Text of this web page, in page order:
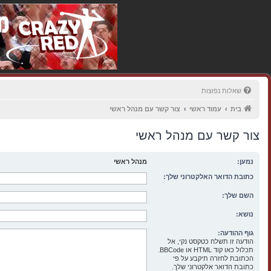
שאלות נפוצות
בית עמוד ראשי צור קשר עם מנהל ראשי
צור קשר עם מנהל ראשי
נמען: מנהל ראשי
כתובת הדואר האלקטרוני שלך:
השם שלך:
נושא:
גוף ההודעה:
הודעה זו תשלח כטקסט נקי, אל
הכתובת לחזרה תיקבע על פי
כתובת הדואר אלקטרוני שלך.